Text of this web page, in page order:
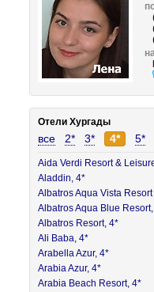
Отели Хургады
все 2* 3* 4* 5*
Aida Verdi Resort &
Aladdin, 4*
Albatros Aqua Vista Resort
Albatros Aqua Blue
Albatros Resort, 4*
Ali Baba, 4*
Arabella Azur, 4*
Arabia Azur, 4*
Arabia Beach Resort, 4*